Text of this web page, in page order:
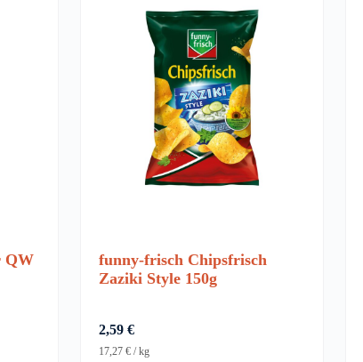
QW
funny-frisch Chipsfrisch
Zaziki Style 150g
2,59 €
17,27 €/kg